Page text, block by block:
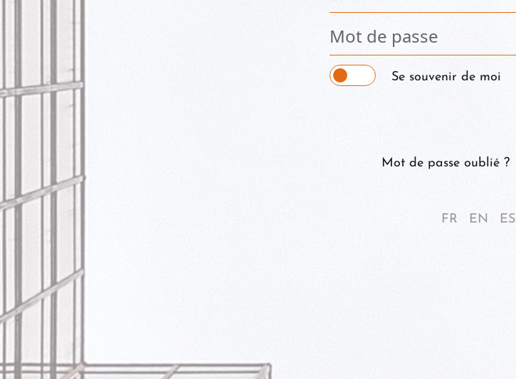
Se souvenir de moi
Mot de passe oublié ?
FR EN ES